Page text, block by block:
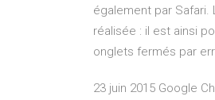
également par
réalisée : il est ainsi
onglets fermés par
23 juin 2015 Google